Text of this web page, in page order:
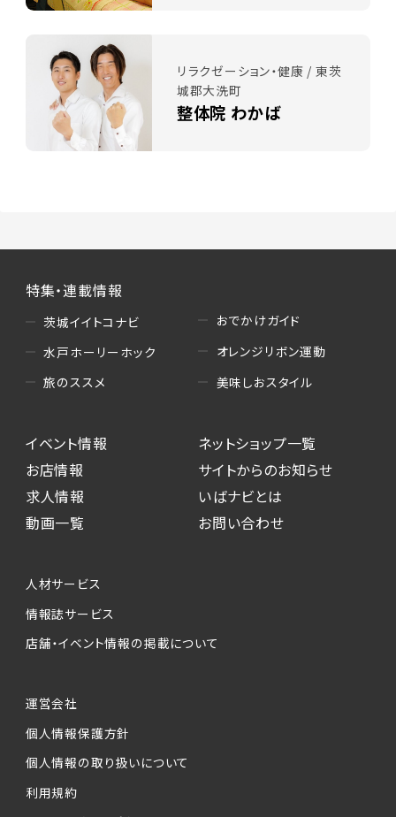
リラクゼーション・健康 / 東茨
城郡大洗町
整体院 わかば
特集・連載情報
茨城イイトコナビ
水戸ホーリーホック
旅のススメ
おでかけガイド
オレンジリボン運動
美味しおスタイル
イベント情報
お店情報
求人情報
動画一覧
ネットショップ一覧
サイトからのお知らせ
いばナビとは
お問い合わせ
人材サービス
情報誌サービス
店舗・イベント情報の掲載について
運営会社
個人情報保護方針
個人情報の取り扱いについて
利用規約